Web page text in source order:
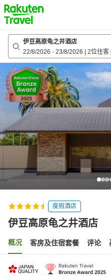
to
top
page
伊豆高原龟之井酒店
22/8/2026 - 23/8/2026 2位住客
度假酒店
伊豆高原龟之井酒店
概况 客房及住宿套餐 评论